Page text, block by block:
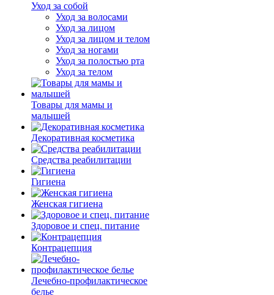
Уход за собой
Уход за волосами
Уход за лицом
Уход за лицом и телом
Уход за ногами
Уход за полостью рта
Уход за телом
Товары для мамы и
малышей
Декоративная косметика
Средства реабилитации
Гигиена
Женская гигиена
Здоровое и спец. питание
Контрацепция
Лечебно-профилактическое
белье